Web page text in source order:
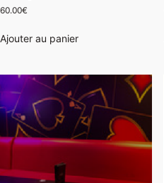
60.00€
Ajouter au panier